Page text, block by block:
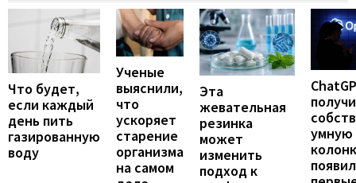
Что будет,
если каждый
день пить
газированную
воду
Ученые
выяснили,
что
ускоряет
старение
организма
на самом
Эта
жевательная
резинка
может
изменить
подход к
умную